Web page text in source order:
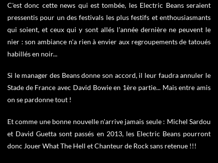
C'est donc cette news qui est tombée, les Electric Beans seraient
pressentis pour un des festivals les plus festifs et enthousiasmants
qui soient, et ceux qui y sont allés l'année dernière ne peuvent le
nier : son ambiance n'a rien à envier aux regroupements de tatoués
habillés en noir...
Si le manager des Beans donne son accord, il leur faudra annuler le
Stade de France avec David Bowie en 1ère partie... Mais entre amis
on se pardonne tout !
Et comme une bonne nouvelle n'arrive jamais seule : Michel Sardou
et David Guetta sont passés en 2013, les Electric Beans pourront
donc Jouer What The Hell et Chanteur de Rock sans retenue !!!